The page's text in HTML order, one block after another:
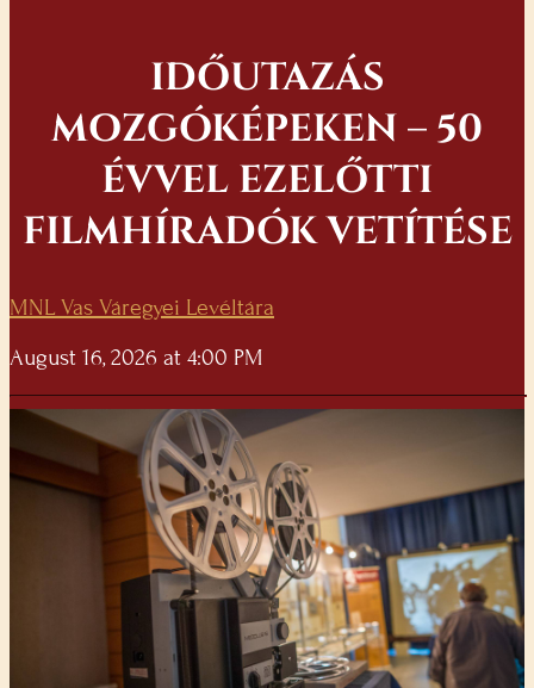
IDŐUTAZÁS
MOZGÓKÉPEKEN – 50
ÉVVEL EZELŐTTI
FILMHÍRADÓK VETÍTÉSE
MNL Vas Váregyei Levéltára
August 16, 2026 at 4:00 PM